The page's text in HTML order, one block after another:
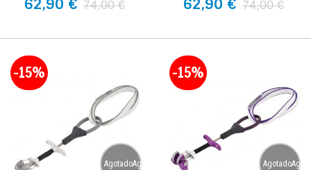
62,90 € 74,00 € 62,90 € 74,00 €
AgotadoAgotado
-15% -15%